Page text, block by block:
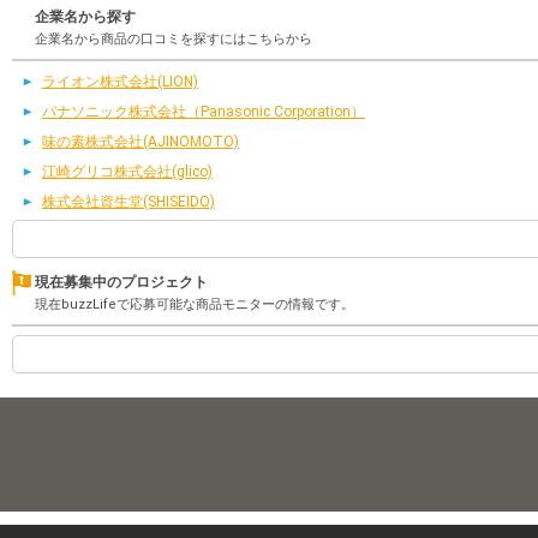
企業名から探す
企業名から商品の口コミを探すにはこちらから
ライオン株式会社(LION)
パナソニック株式会社（Panasonic Corporation）
味の素株式会社(AJINOMOTO)
江崎グリコ株式会社(glico)
株式会社資生堂(SHISEIDO)
現在募集中のプロジェクト
現在buzzLifeで応募可能な商品モニターの情報です。